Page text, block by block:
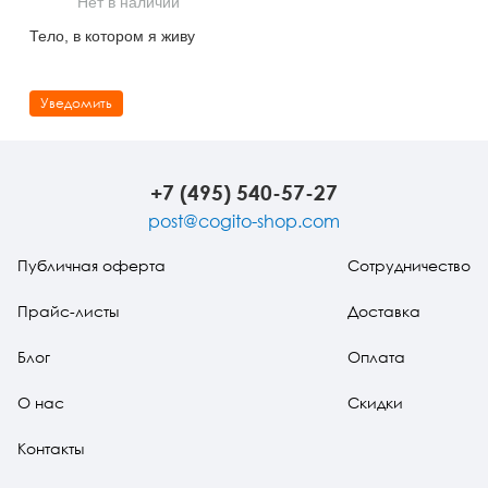
Другие направления психотерапии
Социальная психология
Классический и юнгианский психоанализ
Тело, в котором я живу
Уведомить
+7 (495) 540-57-27
post@cogito-shop.com
Публичная оферта
Прайс-листы
Блог
О нас
Контакты
Сотрудничество
Доставка
Оплата
Скидки